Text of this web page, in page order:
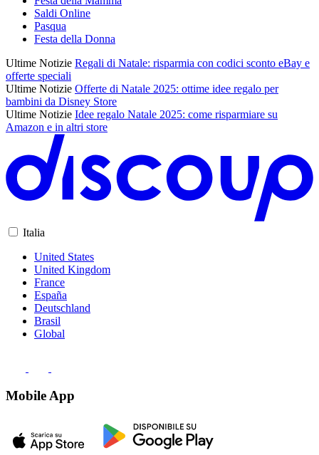
Saldi Online
Pasqua
Festa della Donna
Ultime Notizie Regali di Natale: risparmia con codici sconto eBay e
offerte speciali
Ultime Notizie Offerte di Natale 2025: ottime idee regalo per
bambini da Disney Store
Ultime Notizie Idee regalo Natale 2025: come risparmiare su
Amazon e in altri store
Italia
United States
United Kingdom
France
España
Deutschland
Brasil
Global
Mobile App